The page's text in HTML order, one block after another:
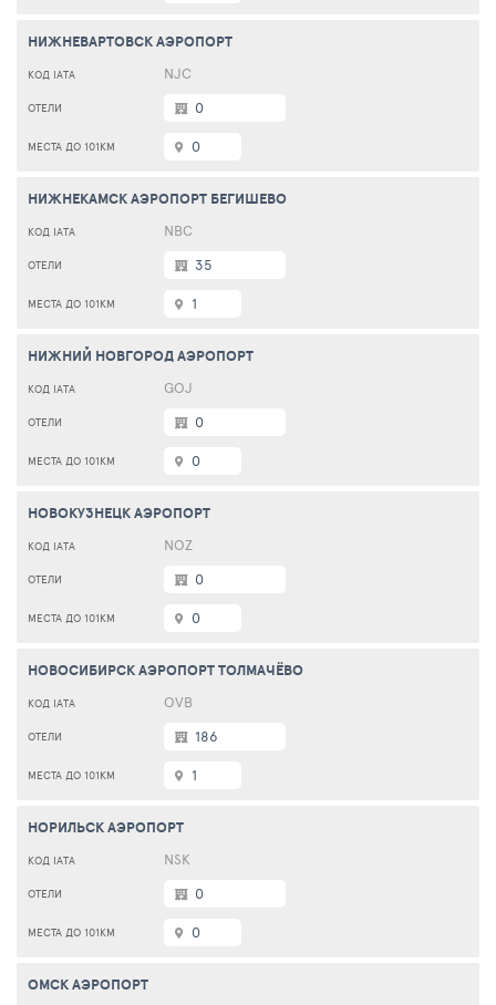
НИЖНЕВАРТОВСК АЭРОПОРТ
NJC
0
0
НИЖНЕКАМСК АЭРОПОРТ БЕГИШЕВО
NBC
35
1
НИЖНИЙ НОВГОРОД АЭРОПОРТ
GOJ
0
0
НОВОКУЗНЕЦК АЭРОПОРТ
NOZ
0
0
НОВОСИБИРСК АЭРОПОРТ ТОЛМАЧЁВО
OVB
186
1
НОРИЛЬСК АЭРОПОРТ
NSK
0
0
ОМСК АЭРОПОРТ